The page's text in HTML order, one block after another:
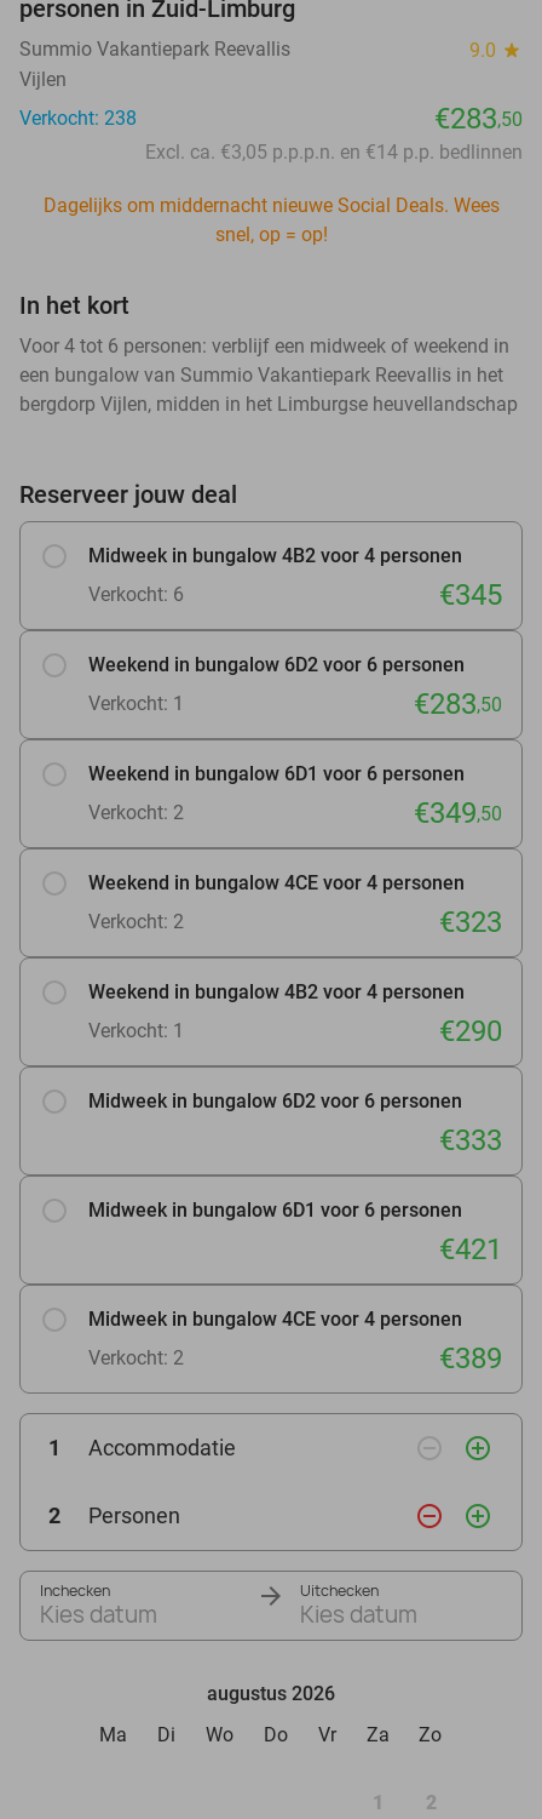
personen in Zuid-Limburg
Summio Vakantiepark Reevallis 9.0 star
Vijlen
Verkocht: 238
€283,50
Excl. ca. €3,05 p.p.p.n. en €14 p.p. bedlinnen
Dagelijks om middernacht nieuwe Social Deals. Wees
snel, op = op!
In het kort
Voor 4 tot 6 personen: verblijf een midweek of weekend in
een bungalow van Summio Vakantiepark Reevallis in het
bergdorp Vijlen, midden in het Limburgse heuvellandschap
Reserveer jouw deal
Midweek in bungalow 4B2 voor 4 personen
Verkocht: 6
€345
Weekend in bungalow 6D2 voor 6 personen
Verkocht: 1
€283,50
Weekend in bungalow 6D1 voor 6 personen
Verkocht: 2
€349,50
Weekend in bungalow 4CE voor 4 personen
Verkocht: 2
€323
Weekend in bungalow 4B2 voor 4 personen
Verkocht: 1
€290
Midweek in bungalow 6D2 voor 6 personen
€333
Midweek in bungalow 6D1 voor 6 personen
€421
Midweek in bungalow 4CE voor 4 personen
Verkocht: 2
€389
1 Accommodatie remove_circle_outline add_circle_outline
2 Personen remove_circle_outline add_circle_outline
Inchecken
Kies datum
Uitchecken
Kies datum
augustus 2026
Ma
Di Wo Do Vr Za Zo
1 2